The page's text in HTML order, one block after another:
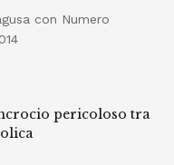
con Numero
pericoloso tra